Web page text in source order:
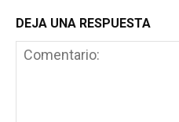
DEJA UNA RESPUESTA